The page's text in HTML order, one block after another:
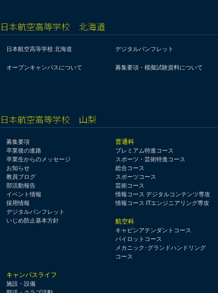
日本航空高等学校 北海道
日本航空高等学校 北海道 デジタルパンフレット
オープンキャンパスについて 募集要項・模擬試験資料について
日本航空高等学校 山梨
募集要項
卒業後の進路
卒業生からのメッセージ
お知らせ
教員ブログ
部活動報告
イベント情報
採用情報
デジタルパンフレット
いじめ防止基本方針
普通科
プレミアム特進コース
スポーツ・芸術特進コース
総合コース
スポーツコース
芸術コース
情報コース デジタルコンテンツ専攻
情報コース ITエンジニアリング専攻
航空科
キャビンアテンダントコース
パイロットコース
メカニック･グランドハンドリング
コース
キャンパスライフ
施設・設備